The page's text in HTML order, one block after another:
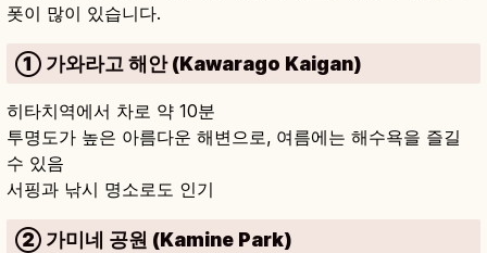
폿이 많이 있습니다.
① 가와라고 해안 (Kawarago Kaigan)
히타치역에서 차로 약 10분
투명도가 높은 아름다운 해변으로, 여름에는 해수욕을 즐길
수 있음
서핑과 낚시 명소로도 인기
② 가미네 공원 (Kamine Park)